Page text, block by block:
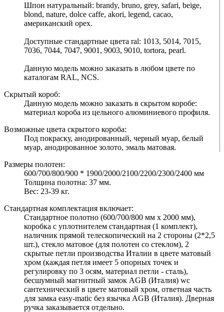
Шпон натуральный: brandy, bruno, grey, safari, beige,
blond, nature, dolce caffe, akori, legend, cacao,
американский орех.
Доступные стандартные цвета ral: 1013, 5014, 7015,
7036, 7044, 7047, 9001, 9003, 9010, tortora, pearl.
Данную модель можно заказать в любом цвете по
каталогам RAL, NCS.
Скрытый короб:
Данную модель можно заказать в скрытом коробе:
материал короба из цельного алюминиевого профиля.
Возможные цвета скрытого короба:
Под покраску, анодированный, черный муар, белый
муар, анодированное золото, эмаль матовая.
Размеры полотен:
600/700/800/900 * 1900/2000/2100/2200/2300/2400 мм
Толщина полотна: 37 мм.
Вес: 23-39 кг.
Стандартная комплектация включает:
Стандартное полотно (600/700/800 мм х 2000 мм),
коробка с уплотнителем стандартная (1 комплект),
наличник прямой телескопический на 2 стороны (2*2,5
шт.), стекло матовое (для полотен со стеклом), 2
скрытые петли производства Италии в цвете матовый
хром (каждая петля имеет 5 опорных точек и
регулировку по 3 осям, материал петли - сталь),
бесшумный магнитный замок AGB (Италия) wc
сантехнический в цвете матовый хром, ответная часть
для замка easy-matic без язычка AGB (Италия). Дверная
ручка заказывается отдельно.